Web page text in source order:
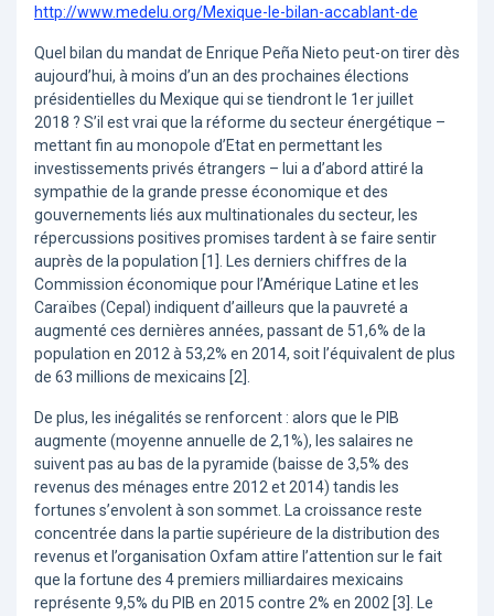
http://www.medelu.org/Mexique-le-bilan-accablant-de
Quel bilan du mandat de Enrique Peña Nieto peut-on tirer dès
aujourd’hui, à moins d’un an des prochaines élections
présidentielles du Mexique qui se tiendront le 1er juillet
2018 ? S’il est vrai que la réforme du secteur énergétique –
mettant fin au monopole d’Etat en permettant les
investissements privés étrangers – lui a d’abord attiré la
sympathie de la grande presse économique et des
gouvernements liés aux multinationales du secteur, les
répercussions positives promises tardent à se faire sentir
auprès de la population [1]. Les derniers chiffres de la
Commission économique pour l’Amérique Latine et les
Caraïbes (Cepal) indiquent d’ailleurs que la pauvreté a
augmenté ces dernières années, passant de 51,6% de la
population en 2012 à 53,2% en 2014, soit l’équivalent de plus
de 63 millions de mexicains [2].
De plus, les inégalités se renforcent : alors que le PIB
augmente (moyenne annuelle de 2,1%), les salaires ne
suivent pas au bas de la pyramide (baisse de 3,5% des
revenus des ménages entre 2012 et 2014) tandis les
fortunes s’envolent à son sommet. La croissance reste
concentrée dans la partie supérieure de la distribution des
revenus et l’organisation Oxfam attire l’attention sur le fait
que la fortune des 4 premiers milliardaires mexicains
représente 9,5% du PIB en 2015 contre 2% en 2002 [3]. Le